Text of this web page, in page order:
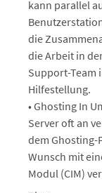
kann parallel
die
die Arbeit in
Support-Team
Hilfestellung.
• Ghosting In
Server oft an
dem Ghosting-
Wunsch mit
Modul (CIM)